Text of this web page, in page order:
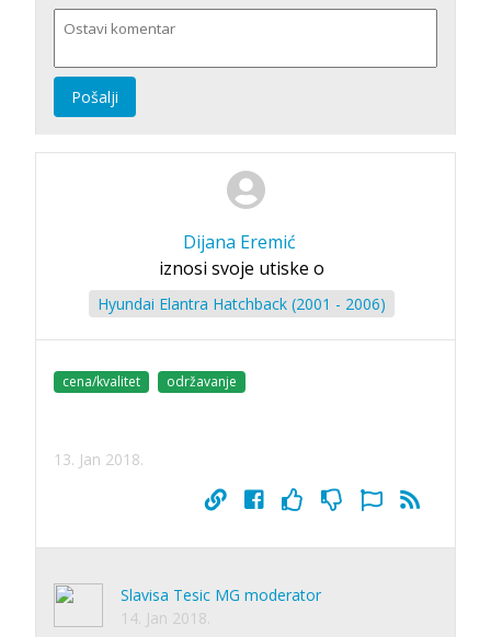
Pošalji
Dijana Eremić
iznosi svoje utiske o
Hyundai Elantra Hatchback (2001 - 2006)
cena/kvalitet održavanje
13. Jan 2018.
Slavisa Tesic MG moderator
14. Jan 2018.